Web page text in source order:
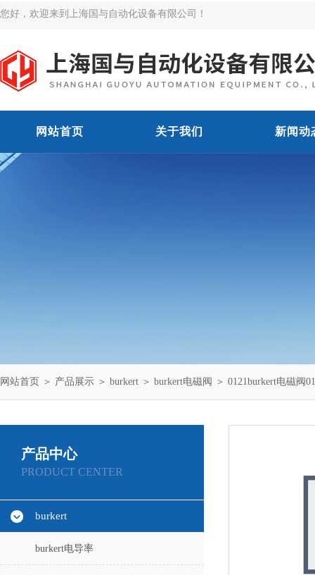
您好，欢迎来到上海国与自动化设备有限公司！
网站首页 关于我们 新闻动
网站首页 ＞ 产品展示 ＞ burkert ＞ burkert电磁阀 ＞ 0121burkert电磁阀
产品中心
PRODUCT CENTER
burkert
burkert电导率